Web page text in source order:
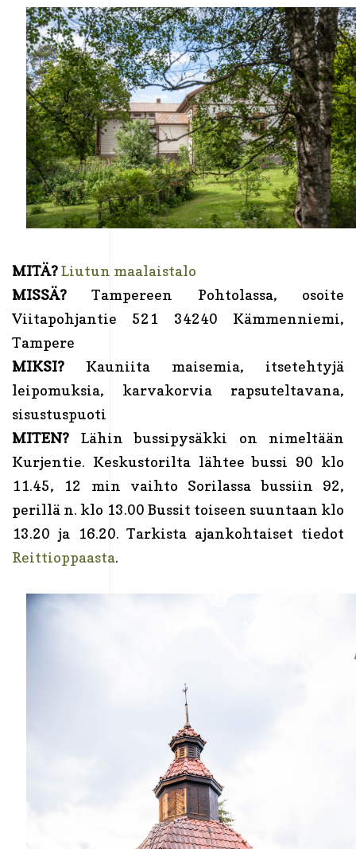
MITÄ?Liutun maalaistalo
MISSÄ?Tampereen Pohtolassa, osoite
Viitapohjantie 521 34240 Kämmenniemi,
Tampere
MIKSI? Kauniita maisemia, itsetehtyjä
leipomuksia, karvakorvia rapsuteltavana,
sisustuspuoti
MITEN? Lähin bussipysäkki on nimeltään
Kurjentie. Keskustorilta lähtee bussi 90 klo
11.45, 12 min vaihto Sorilassa bussiin 92,
perillä n. klo 13.00 Bussit toiseen suuntaan klo
13.20 ja 16.20. Tarkista ajankohtaiset tiedot
Reittioppaasta.